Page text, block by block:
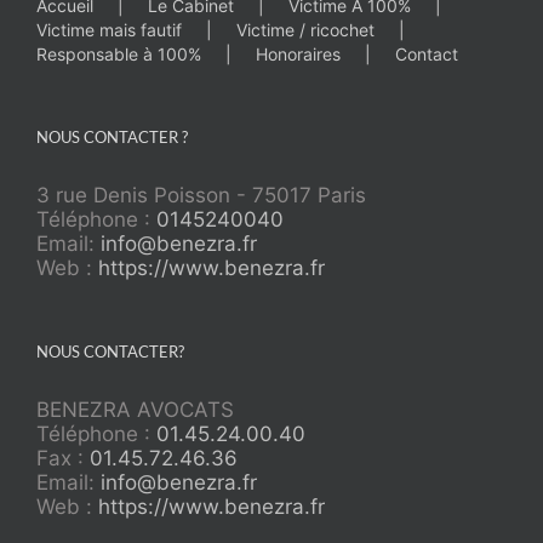
Accueil Le Cabinet
Victime À 100%
Victime mais fautif
Victime / ricochet
Responsable à 100%
Honoraires Contact
NOUS CONTACTER ?
3 rue Denis Poisson - 75017 Paris
Téléphone : 0145240040
Email: info@benezra.fr
Web : https://www.benezra.fr
NOUS CONTACTER?
BENEZRA AVOCATS
Téléphone : 01.45.24.00.40
Fax : 01.45.72.46.36
Email: info@benezra.fr
Web : https://www.benezra.fr